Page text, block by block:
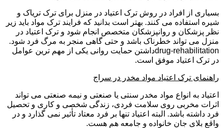
بسیاری از افراد در روش ترک اعتیاد در منزل برای ترک تریاک و
شیره استفاده می کنند. بهتر است بدانید که فرایند ترک مواد باید زیر
نظر پزشکان و روانپزشکان متخصص انجام شود و ترک اعتیاد در
منزل می تواند خطرناک باشد و حتی گاهی منجر به مرگ فرد شود.
drug-rehabilitationداشتن حمایت روانی یکی از مهم ترین عوامل
در ترک اعتیاد موفق است.
راهنمای ترک اعتیاد مواد مخدر در سراج
اعتیاد به انواع مواد مخدر سنتی یا صنعتی و نیمه صنعتی می تواند
اثرات مخربی روی سلامت فردی، زندگی شخصی و کاری و تحصیل
فرد داشته باشد. البته اعتیاد تنها بر فرد معتاد تأثیر نمی گذارد و در
واقع بلای جان خانواده و جامعه هم هست.